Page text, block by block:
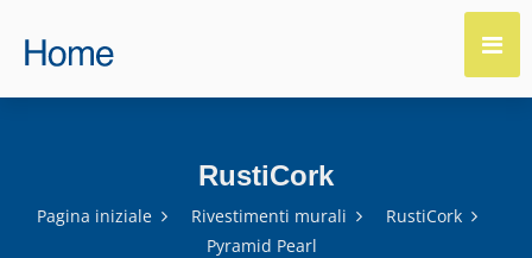
RustiCork
Pagina iniziale Rivestimenti murali
RustiCork
Pyramid Pearl